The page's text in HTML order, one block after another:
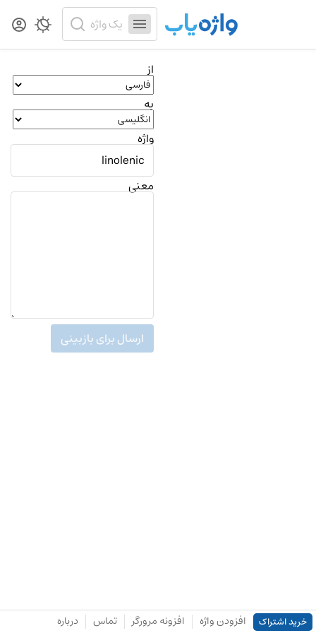
از
به
واژه
معنی
ارسال برای بازبینی
خرید اشتراک افزودن واژه افزونه مرورگر تماس درباره